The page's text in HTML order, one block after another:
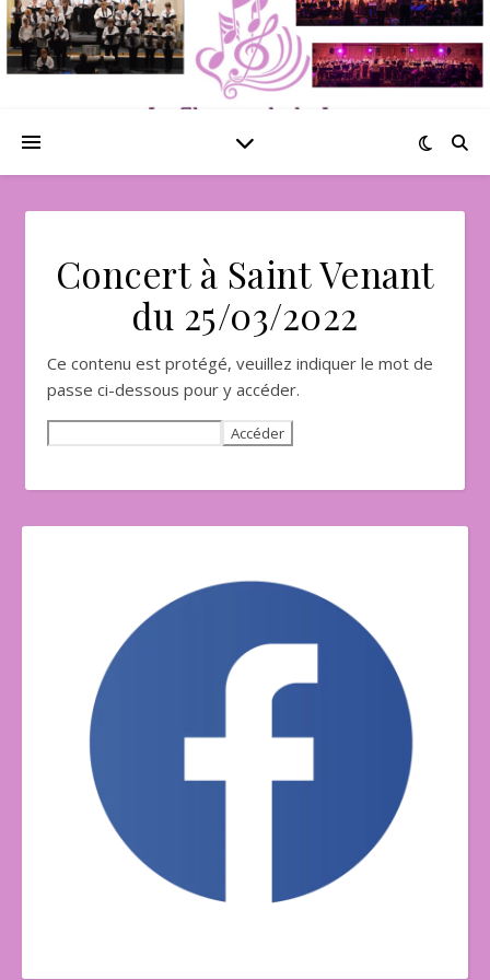
Concert à Saint Venant
du 25/03/2022
Ce contenu est protégé, veuillez indiquer le mot de
passe ci-dessous pour y accéder.